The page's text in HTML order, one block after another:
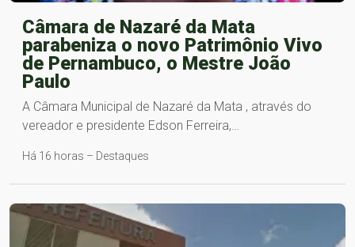
Câmara de Nazaré da Mata
parabeniza o novo Patrimônio Vivo
de Pernambuco, o Mestre João
Paulo
A Câmara Municipal de Nazaré da Mata , através do
vereador e presidente Edson Ferreira,…
Há 16 horas – Destaques